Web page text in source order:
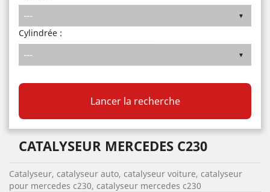
Cylindrée :
Lancer la recherche
CATALYSEUR MERCEDES C230
Catalyseur, catalyseur auto, catalyseur voiture, catalyseur
pour mercedes c230, catalyseur mercedes c230